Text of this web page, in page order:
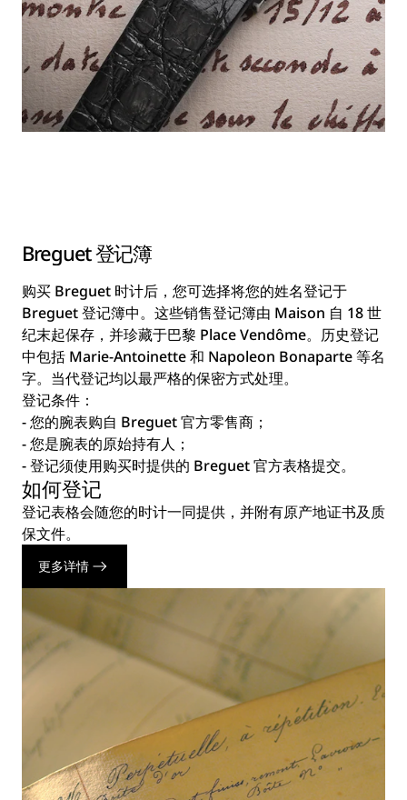
Breguet 登记簿
购买 Breguet 时计后，您可选择将您的姓名登记于
Breguet 登记簿中。这些销售登记簿由 Maison 自 18 世
纪末起保存，并珍藏于巴黎 Place Vendôme。历史登记
中包括 Marie-Antoinette 和 Napoleon Bonaparte 等名
字。当代登记均以最严格的保密方式处理。
登记条件：
- 您的腕表购自 Breguet 官方零售商；
- 您是腕表的原始持有人；
- 登记须使用购买时提供的 Breguet 官方表格提交。
如何登记
登记表格会随您的时计一同提供，并附有原产地证书及质
保文件。
更多详情